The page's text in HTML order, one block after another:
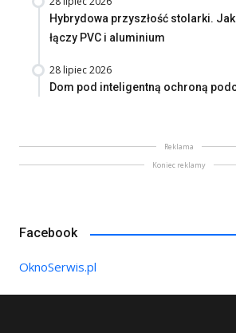
Hybrydowa przyszłość stolarki.
łączy PVC i aluminium
28 lipiec 2026
Dom pod inteligentną ochroną
Reklama
Koniec reklamy
Facebook
OknoSerwis.pl